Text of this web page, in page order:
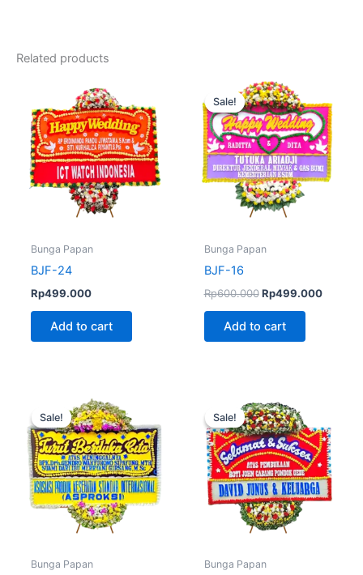
Related products
Bunga Papan
BJF-24
Rp499.000
Add to cart
Sale!
Sale!
Bunga Papan
BJF-16
Rp600.000
Original
price
was:
Rp600.000.
Rp499.000
is:
Add to cart
Sale!
Sale!
Bunga Papan
Original
price
was:
Rp600.000.
is:
Rp575.000.
Sale!
Sale!
Bunga Papan
price
was:
Rp600.000.
is: